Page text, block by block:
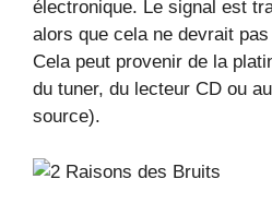
électronique. Le signal est
alors que cela ne devrait
Cela peut provenir de la
du tuner, du lecteur CD ou
source).